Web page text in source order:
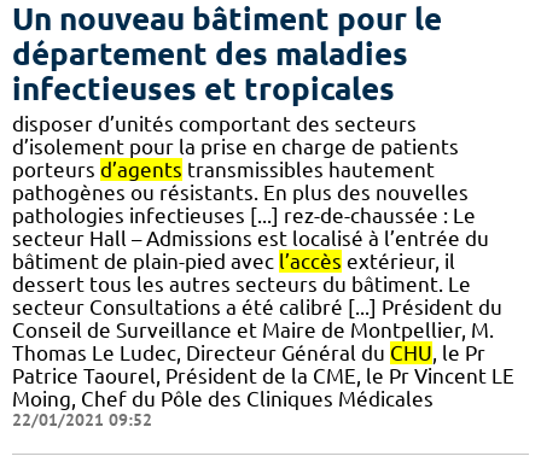
Un nouveau bâtiment pour le
département des maladies
infectieuses et tropicales
disposer d’unités comportant des secteurs
d’isolement pour la prise en charge de patients
porteurs d’agents transmissibles hautement
pathogènes ou résistants. En plus des nouvelles
pathologies infectieuses [...] rez-de-chaussée : Le
secteur Hall – Admissions est localisé à l’entrée du
bâtiment de plain-pied avec l’accès extérieur, il
dessert tous les autres secteurs du bâtiment. Le
secteur Consultations a été calibré [...] Président du
Conseil de Surveillance et Maire de Montpellier, M.
Thomas Le Ludec, Directeur Général du CHU, le Pr
Patrice Taourel, Président de la CME, le Pr Vincent LE
Moing, Chef du Pôle des Cliniques Médicales
22/01/2021 09:52